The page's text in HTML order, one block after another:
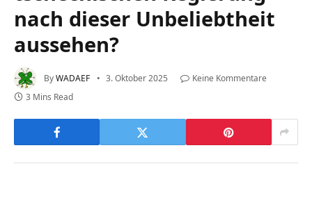
nach dieser Unbeliebtheit
aussehen?
ByWADAEF 3. Oktober 2025
Keine Kommentare
3 Mins Read